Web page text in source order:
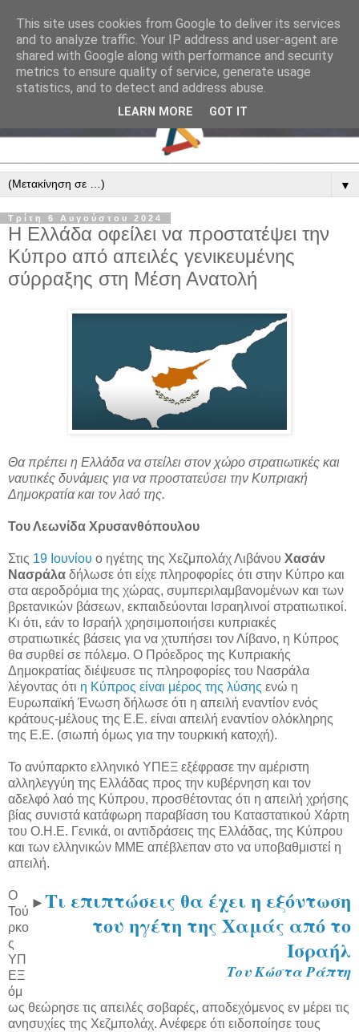
▼
Τρίτη 6 Αυγούστου 2024
Η Ελλάδα οφείλει να προστατέψει την
Κύπρο από απειλές γενικευμένης
σύρραξης στη Μέση Ανατολή
Θα πρέπει η Ελλάδα να στείλει στον χώρο στρατιωτικές και
ναυτικές δυνάμεις για να προστατεύσει την Κυπριακή
Δημοκρατία και τον λαό της.
Του Λεωνίδα Χρυσανθόπουλου
Στις 19 Ιουνίου ο ηγέτης της Χεζμπολάχ Λιβάνου Χασάν
Νασράλα δήλωσε ότι είχε πληροφορίες ότι στην Κύπρο και
στα αεροδρόμια της χώρας, συμπεριλαμβανομένων και των
βρετανικών βάσεων, εκπαιδεύονται Ισραηλινοί στρατιωτικοί.
Κι ότι, εάν το Ισραήλ χρησιμοποιήσει κυπριακές
στρατιωτικές βάσεις για να χτυπήσει τον Λίβανο, η Κύπρος
θα συρθεί σε πόλεμο. Ο Πρόεδρος της Κυπριακής
Δημοκρατίας διέψευσε τις πληροφορίες του Νασράλα
λέγοντας ότι η Κύπρος είναι μέρος της λύσης ενώ η
Ευρωπαϊκή Ένωση δήλωσε ότι η απειλή εναντίον ενός
κράτους-μέλους της Ε.Ε. είναι απειλή εναντίον ολόκληρης
της Ε.Ε. (σιωπή όμως για την τουρκική κατοχή).
Το ανύπαρκτο ελληνικό ΥΠΕΞ εξέφρασε την αμέριστη
αλληλεγγύη της Ελλάδας προς την κυβέρνηση και τον
αδελφό λαό της Κύπρου, προσθέτοντας ότι η απειλή χρήσης
βίας συνιστά κατάφωρη παραβίαση του Καταστατικού Χάρτη
του Ο.Η.Ε. Γενικά, οι αντιδράσεις της Ελλάδας, της Κύπρου
και των ελληνικών ΜΜΕ απέβλεπαν στο να υποβαθμιστεί η
απειλή.
►Τι επιπτώσεις θα έχει η εξόντωση
του ηγέτη της Χαμάς από το
Ισραήλ
Του Κώστα Ράπτη
Ο
Τού
ρκο
ς
ΥΠ
ΕΞ
όμ
ως θεώρησε τις απειλές σοβαρές, αποδεχόμενος εν μέρει τις
ανησυχίες της Χεζμπολάχ. Ανέφερε ότι ειδοποίησε τους
This site uses cookies from Google to deliver its services
and to analyze traffic. Your IP address and user-agent are
shared with Google along with performance and security
metrics to ensure quality of service, generate usage
statistics, and to detect and address abuse.
LEARN MORE GOT IT